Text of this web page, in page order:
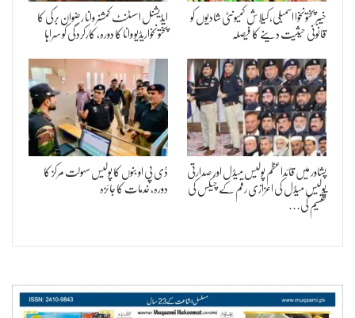
خیبرپختونخوا اسمبلی، کیلاش کمیونٹی شادیوں کو
قانونی حیثیت دینے کا فیصلہ
ایڈیشنل اسسٹنٹ کمشنر وانا رضوان برکی کا
پختونخواریڈیو وانا کا دورہ، کارکردگی کو سراہا
پشاور میں قائداعظم پولیس میڈل اور صدارتی
پولیس میڈل کی اعزازی رقم کے چیکس کی
تقسیم کی…
ڈی پی او بنوں کا پولیس سہولت مرکز کا
دورہ، خدمات کا جائزہ